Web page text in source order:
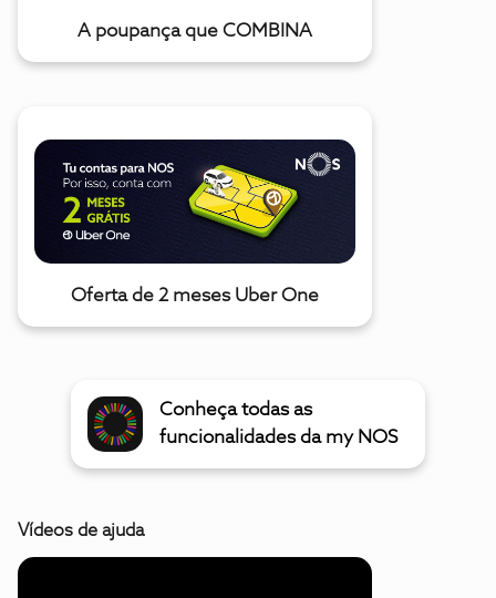
A poupança que COMBINA
Oferta de 2 meses Uber One
Conheça todas as
funcionalidades da my NOS
Vídeos de ajuda